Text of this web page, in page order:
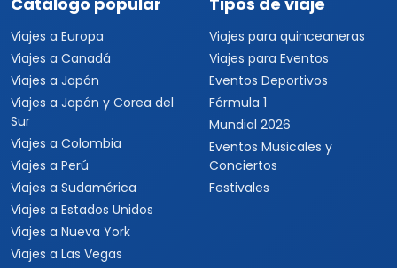
Viajar es para todos
Catálogo popular
Viajes a Europa
Viajes a Canadá
Viajes a Japón
Viajes a Japón y Corea del
Sur
Tipos de viaje
Viajes para quinceaneras
Viajes para Eventos